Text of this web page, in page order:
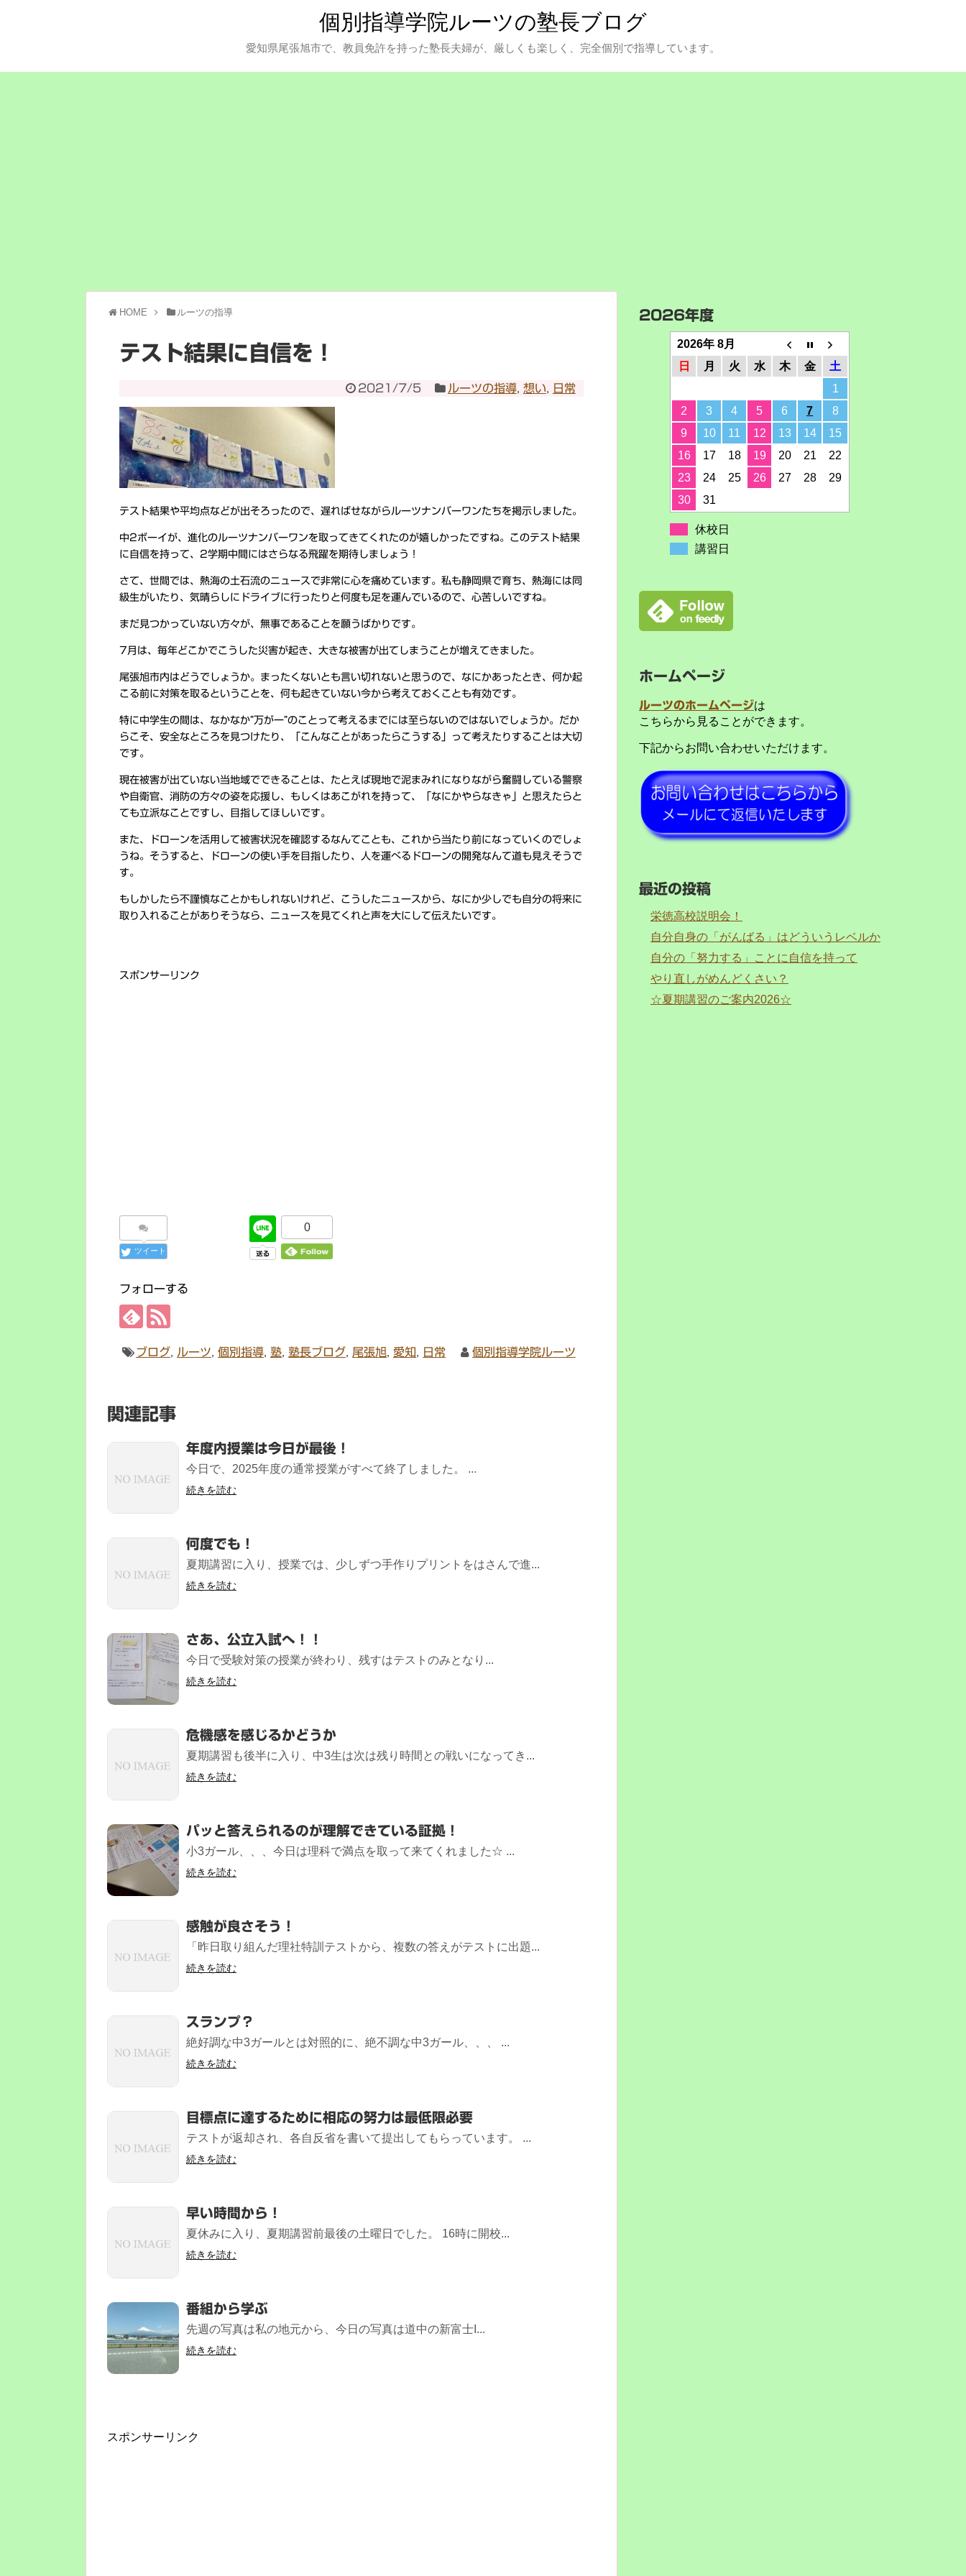
個別指導学院ルーツの塾長ブログ
愛知県尾張旭市で、教員免許を持った塾長夫婦が、厳しくも楽しく、完全個別で指導しています。
HOME ルーツの指導
テスト結果に自信を！
2021/7/5 ルーツの指導, 想い 日常
テスト結果や平均点などが出そろったので、遅ればせながらルーツナンバーワンたちを掲示しました。
中2ボーイが、進化のルーツナンバーワンを取ってきてくれたのが嬉しかったですね。このテスト結果
に自信を持って、2学期中間にはさらなる飛躍を期待しましょう！
さて、世間では、熱海の土石流のニュースで非常に心を痛めています。私も静岡県で育ち、熱海には同
級生がいたり、気晴らしにドライブに行ったりと何度も足を運んでいるので、心苦しいですね。
まだ見つかっていない方々が、無事であることを願うばかりです。
7月は、毎年どこかでこうした災害が起き、大きな被害が出てしまうことが増えてきました。
尾張旭市内はどうでしょうか。まったくないとも言い切れないと思うので、なにかあったとき、何か起
こる前に対策を取るということを、何も起きていない今から考えておくことも有効です。
特に中学生の間は、なかなか”万が一”のことって考えるまでには至らないのではないでしょうか。だか
らこそ、安全なところを見つけたり、「こんなことがあったらこうする」って考えたりすることは大切
です。
現在被害が出ていない当地域でできることは、たとえば現地で泥まみれになりながら奮闘している警察
や自衛官、消防の方々の姿を応援し、もしくはあこがれを持って、「なにかやらなきゃ」と思えたらと
ても立派なことですし、目指してほしいです。
また、ドローンを活用して被害状況を確認するなんてことも、これから当たり前になっていくのでしょ
うね。そうすると、ドローンの使い手を目指したり、人を運べるドローンの開発なんて道も見えそうで
す。
もしかしたら不謹慎なことかもしれないけれど、こうしたニュースから、なにか少しでも自分の将来に
取り入れることがありそうなら、ニュースを見てくれと声を大にして伝えたいです。
スポンサーリンク
ツイート
0
フォローする
ブログ ルーツ ,個別指導 ,塾 ,塾長ブログ 尾張旭 愛知 日常 個別指導学院ルーツ
関連記事
年度内授業は今日が最後！
今日で、2025年度の通常授業がすべて終了しました。 ...
続きを読む
何度でも！
夏期講習に入り、授業では、少しずつ手作りプリントをはさんで進...
続きを読む
さあ、公立入試へ！！
今日で受験対策の授業が終わり、残すはテストのみとなり...
続きを読む
危機感を感じるかどうか
夏期講習も後半に入り、中3生は次は残り時間との戦いになってき...
続きを読む
パッと答えられるのが理解できている証拠！
小3ガール、、、今日は理科で満点を取って来てくれました☆ ...
続きを読む
感触が良さそう！
「昨日取り組んだ理社特訓テストから、複数の答えがテストに出題...
続きを読む
スランプ？
絶好調な中3ガールとは対照的に、絶不調な中3ガール、、、 ...
続きを読む
目標点に達するために相応の努力は最低限必要
テストが返却され、各自反省を書いて提出してもらっています。 ...
続きを読む
早い時間から！
夏休みに入り、夏期講習前最後の土曜日でした。 16時に開校...
続きを読む
番組から学ぶ
先週の写真は私の地元から、今日の写真は道中の新富士I...
続きを読む
スポンサーリンク
2026年度
2026年 8月
日
月 火 水 木 金
土
1
2
3 4 5 6 7
8
9
10 11 12 13 14
15
16
17 18 19 20 21
22
23
24 25 26 27 28
29
30
31
休校日
講習日
ホームページ
ルーツのホームページは
こちらから見ることができます。
下記からお問い合わせいただけます。
最近の投稿
栄徳高校説明会！
自分自身の「がんばる」はどういうレベルか
自分の「努力する」ことに自信を持って
やり直しがめんどくさい？
☆夏期講習のご案内2026☆